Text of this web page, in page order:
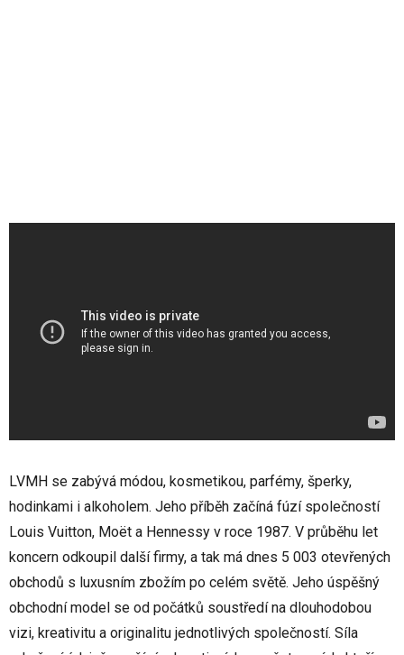
LVMH se zabývá módou, kosmetikou, parfémy, šperky,
hodinkami i alkoholem. Jeho příběh začíná fúzí společností
Louis Vuitton, Moët a Hennessy v roce 1987. V průběhu let
koncern odkoupil další firmy, a tak má dnes 5 003 otevřených
obchodů s luxusním zbožím po celém světě. Jeho úspěšný
obchodní model se od počátků soustředí na dlouhodobou
vizi, kreativitu a originalitu jednotlivých společností. Síla